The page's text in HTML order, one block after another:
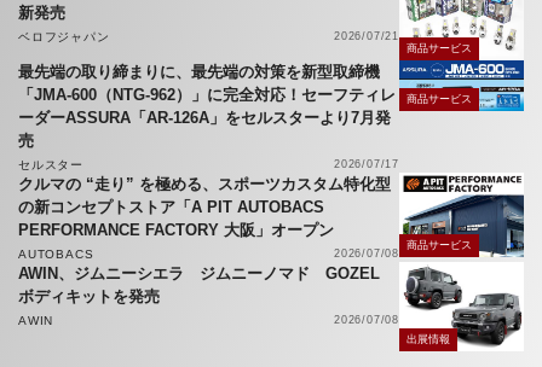
新発売
ベロフジャパン
2026/07/21
商品サービス
最先端の取り締まりに、最先端の対策を新型取締機
「JMA-600（NTG-962）」に完全対応！セーフティレ
ーダーASSURA「AR-126A」をセルスターより7月発
売
セルスター 2026/07/17
商品サービス
クルマの “走り” を極める、スポーツカスタム特化型
の新コンセプトストア「A PIT AUTOBACS
PERFORMANCE FACTORY 大阪」オープン
AUTOBACS 2026/07/08
商品サービス
AWIN、ジムニーシエラ ジムニーノマド GOZEL
ボディキットを発売
AWIN
2026/07/08
出展情報